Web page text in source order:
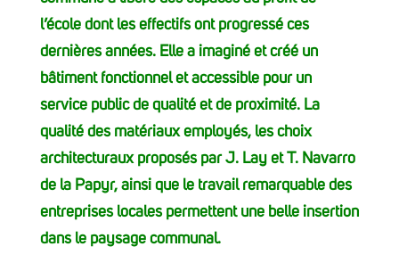
l’école dont les effectifs ont progressé ces
dernières années. Elle a imaginé et créé un
bâtiment fonctionnel et accessible pour un
service public de qualité et de proximité. La
qualité des matériaux employés, les choix
architecturaux proposés par J. Lay et T. Navarro
de la Papyr, ainsi que le travail remarquable des
entreprises locales permettent une belle insertion
dans le paysage communal.